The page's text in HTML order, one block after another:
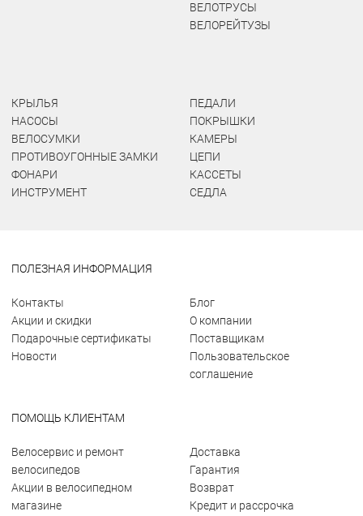
ВЕЛОТРУСЫ
ВЕЛОРЕЙТУЗЫ
КРЫЛЬЯ
НАСОСЫ
ВЕЛОСУМКИ
ПРОТИВОУГОННЫЕ ЗАМКИ
ФОНАРИ
ИНСТРУМЕНТ
ПЕДАЛИ
ПОКРЫШКИ
КАМЕРЫ
ЦЕПИ
КАССЕТЫ
СЕДЛА
ПОЛЕЗНАЯ ИНФОРМАЦИЯ
Контакты
Акции и скидки
Подарочные сертификаты
Новости
Блог
О компании
Поставщикам
Пользовательское
соглашение
ПОМОЩЬ КЛИЕНТАМ
Велосервис и ремонт
велосипедов
Акции в велосипедном
магазине
Доставка
Гарантия
Возврат
Кредит и рассрочка